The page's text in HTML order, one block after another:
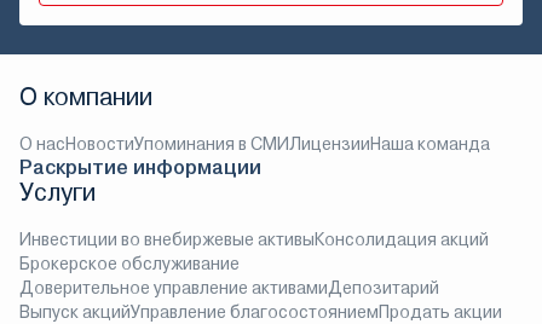
О компании
О насНовостиУпоминания в СМИЛицензииНаша команда
Раскрытие информации
Услуги
Инвестиции во внебиржевые активыКонсолидация акций
Брокерское обслуживание
Доверительное управление активамиДепозитарий
Выпуск акцийУправление благосостояниемПродать акции